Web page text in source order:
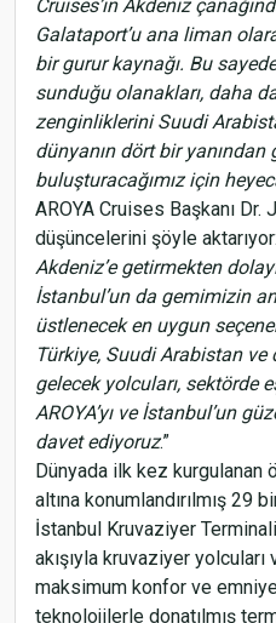
Cruises’ın Akdeniz
Galataport’u ana liman
bir gurur kaynağı. Bu
sunduğu olanakları, daha
zenginliklerini Suudi
dünyanın dört bir yanından
buluşturacağımız için
AROYA Cruises Başkanı
düşüncelerini şöyle
Akdeniz’e getirmekten
İstanbul’un da gemimizin
üstlenecek en uygun
Türkiye, Suudi Arabistan ve
gelecek yolcuları, sektörde
AROYA’yı ve İstanbul’un
davet ediyoruz.”
Dünyada ilk kez
altına konumlandırılmış 29
İstanbul Kruvaziyer
akışıyla kruvaziyer yolcuları
maksimum konfor ve
teknolojilerle donatılmış